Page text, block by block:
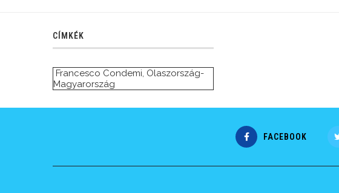
CÍMKÉK
Francesco Condemi, Olaszország-
Magyarország
FACEBOOK